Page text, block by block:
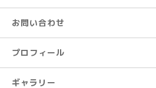
お問い合わせ
プロフィール
ギャラリー